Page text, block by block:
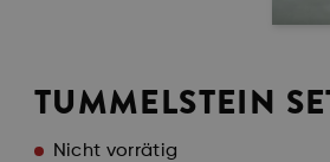
TUMMELSTEIN
Nicht vorrätig